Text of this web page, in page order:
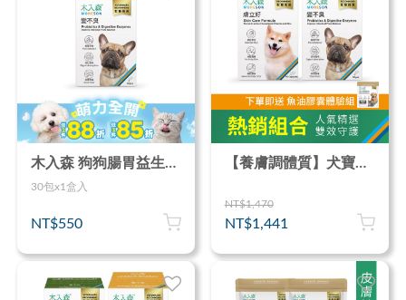
木入森 狗狗腸胃益生菌 30包｜犬寶變不臭
30包x1盒入
NT$550
【養膚調體質】犬寶膚立好60顆+犬寶變不臭30包
NT$1,470
NT$1,441